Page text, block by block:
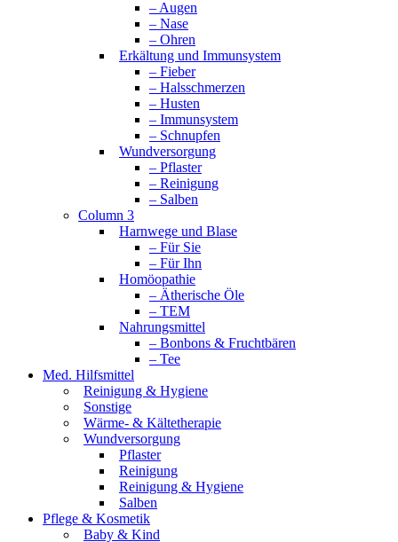
– Augen
– Nase
– Ohren
Erkältung und Immunsystem
– Fieber
– Halsschmerzen
– Husten
– Immunsystem
– Schnupfen
Wundversorgung
– Pflaster
– Reinigung
– Salben
Column 3
Harnwege und Blase
– Für Sie
– Für Ihn
Homöopathie
– Ätherische Öle
– TEM
Nahrungsmittel
– Bonbons & Fruchtbären
– Tee
Med. Hilfsmittel
Reinigung & Hygiene
Sonstige
Wärme- & Kältetherapie
Wundversorgung
Pflaster
Reinigung
Reinigung & Hygiene
Salben
Pflege & Kosmetik
Baby & Kind